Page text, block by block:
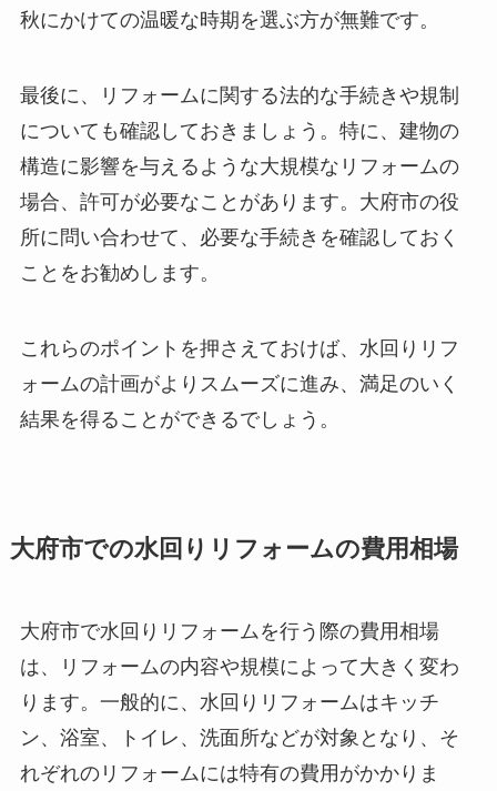
秋にかけての温暖な時期を選ぶ方が無難です。
最後に、リフォームに関する法的な手続きや規制
についても確認しておきましょう。特に、建物の
構造に影響を与えるような大規模なリフォームの
場合、許可が必要なことがあります。大府市の役
所に問い合わせて、必要な手続きを確認しておく
ことをお勧めします。
これらのポイントを押さえておけば、水回りリフ
ォームの計画がよりスムーズに進み、満足のいく
結果を得ることができるでしょう。
大府市での水回りリフォームの費用相場
大府市で水回りリフォームを行う際の費用相場
は、リフォームの内容や規模によって大きく変わ
ります。一般的に、水回りリフォームはキッチ
ン、浴室、トイレ、洗面所などが対象となり、そ
れぞれのリフォームには特有の費用がかかりま